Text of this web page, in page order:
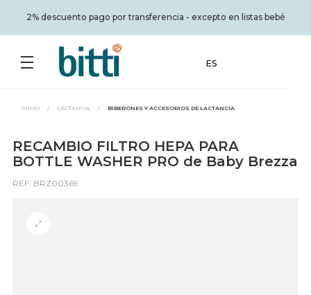
2% descuento pago por transferencia - excepto en listas bebé
ES
INICIO / LACTANCIA / BIBERONES Y ACCESORIOS DE LACTANCIA
RECAMBIO FILTRO HEPA PARA
BOTTLE WASHER PRO de Baby Brezza
REF: BRZ00369